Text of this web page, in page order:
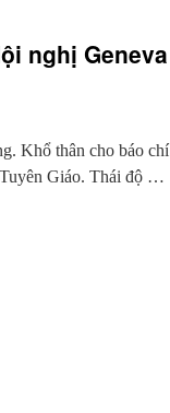
nghị Geneva
Khổ thân cho báo chí
Giáo. Thái độ …